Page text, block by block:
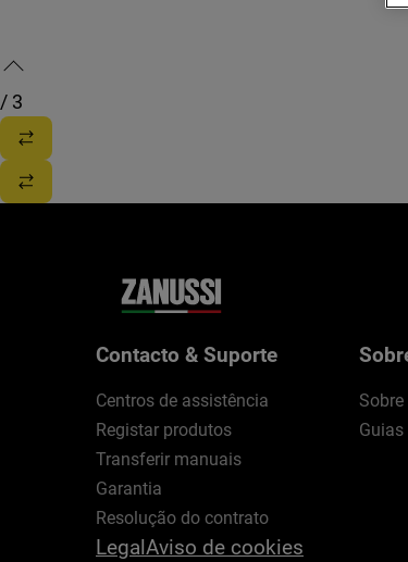
/ 3
Contacto & Suporte
Centros de assistência
Registar produtos
Transferir manuais
Garantia
Resolução do contrato
LegalAviso de cookies